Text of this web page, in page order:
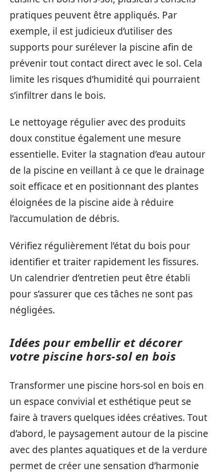
pratiques peuvent être appliqués. Par
exemple, il est judicieux d’utiliser des
supports pour surélever la piscine afin de
prévenir tout contact direct avec le sol. Cela
limite les risques d’humidité qui pourraient
s’infiltrer dans le bois.
Le nettoyage régulier avec des produits
doux constitue également une mesure
essentielle. Eviter la stagnation d’eau autour
de la piscine en veillant à ce que le drainage
soit efficace et en positionnant des plantes
éloignées de la piscine aide à réduire
l’accumulation de débris.
Vérifiez régulièrement l’état du bois pour
identifier et traiter rapidement les fissures.
Un calendrier d’entretien peut être établi
pour s’assurer que ces tâches ne sont pas
négligées.
Idées pour embellir et décorer
votre piscine hors-sol en bois
Transformer une piscine hors-sol en bois en
un espace convivial et esthétique peut se
faire à travers quelques idées créatives. Tout
d’abord, le paysagement autour de la piscine
avec des plantes aquatiques et de la verdure
permet de créer une sensation d’harmonie